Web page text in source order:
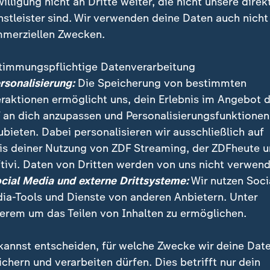
nach ihrer Rede auf dem Parteitag verlässt, ist das
sagt Baerbock zu Habeck. Sie ärgert sich wohl über
Sie hier nachlesen:
Rede von Annalena
sind. Wir verwenden deine Daten auch nicht
Zwecken.
Datenverarbeitung
Die Speicherung von bestimmten
ermöglicht uns, dein Erlebnis im Angebot
an dich anzupassen und Personalisierungsfunktionen
Dabei personalisieren wir ausschließlich auf
deiner Nutzung von ZDF Streaming, der ZDFheute
Daten von Dritten werden von uns nicht
Media und externe Drittsysteme:Wir nutzen
Tools und Dienste von anderen Anbietern. Unter
um das Teilen von Inhalten zu ermöglichen.
entscheiden, für welche Zwecke wir deine
und verarbeiten dürfen. Dies betrifft nur dein